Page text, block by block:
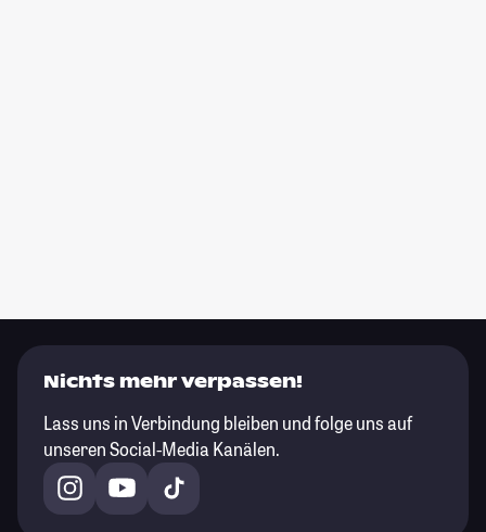
Nichts mehr verpassen!
Lass uns in Verbindung bleiben und folge uns auf
unseren Social-Media Kanälen.